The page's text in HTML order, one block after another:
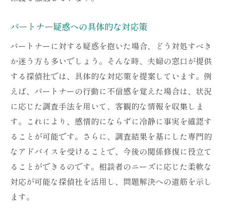
パートナー疑惑への具体的な対応策
パートナーに対する疑惑を抱いた場合、どう対処すべき
か迷う方も多いでしょう。そんな時、夫婦の窓口が提供
する探偵社では、具体的な対応策を提案しています。例
えば、パートナーの行動に不信感を覚えた場合は、状況
に応じた調査手法を用いて、客観的な情報を収集しま
す。これにより、感情的にならずに冷静に事実を確認す
ることが可能です。さらに、調査結果を基にした専門的
なアドバイスを受けることで、今後の関係修復に役立て
ることができるのです。相談者のニーズに応じた柔軟な
対応が可能な探偵社を活用し、問題解決への道筋を示し
ます。